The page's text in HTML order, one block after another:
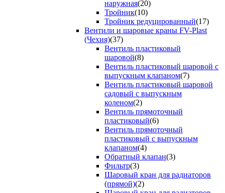
наружная(20)
Тройник(10)
Тройник редуцированный(17)
Вентили и шаровые краны FV-Plast
(Чехия)(37)
Вентиль пластиковый
шаровой(8)
Вентиль пластиковый шаровой с
выпускным клапаном(7)
Вентиль пластиковый шаровой
садовый с выпускным
коленом(2)
Вентиль прямоточный
пластиковый(6)
Вентиль прямоточный
пластиковый с выпускным
клапаном(4)
Обратный клапан(3)
Фильтр(3)
Шаровый кран для радиаторов
(прямой)(2)